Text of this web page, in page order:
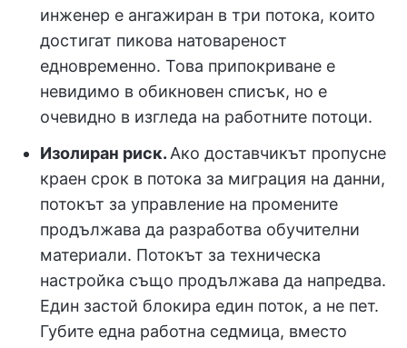
инженер е ангажиран в три потока, които
достигат пикова натовареност
едновременно. Това припокриване е
невидимо в обикновен списък, но е
очевидно в изгледа на работните потоци.
Изолиран риск. Ако доставчикът пропусне
краен срок в потока за миграция на данни,
потокът за управление на промените
продължава да разработва обучителни
материали. Потокът за техническа
настройка също продължава да напредва.
Един застой блокира един поток, а не пет.
Губите една работна седмица, вместо